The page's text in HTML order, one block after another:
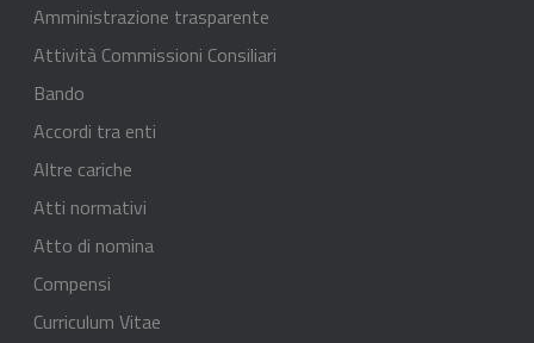
Amministrazione trasparente
Attività Commissioni Consiliari
Bando
Accordi tra enti
Altre cariche
Atti normativi
Atto di nomina
Compensi
Curriculum Vitae